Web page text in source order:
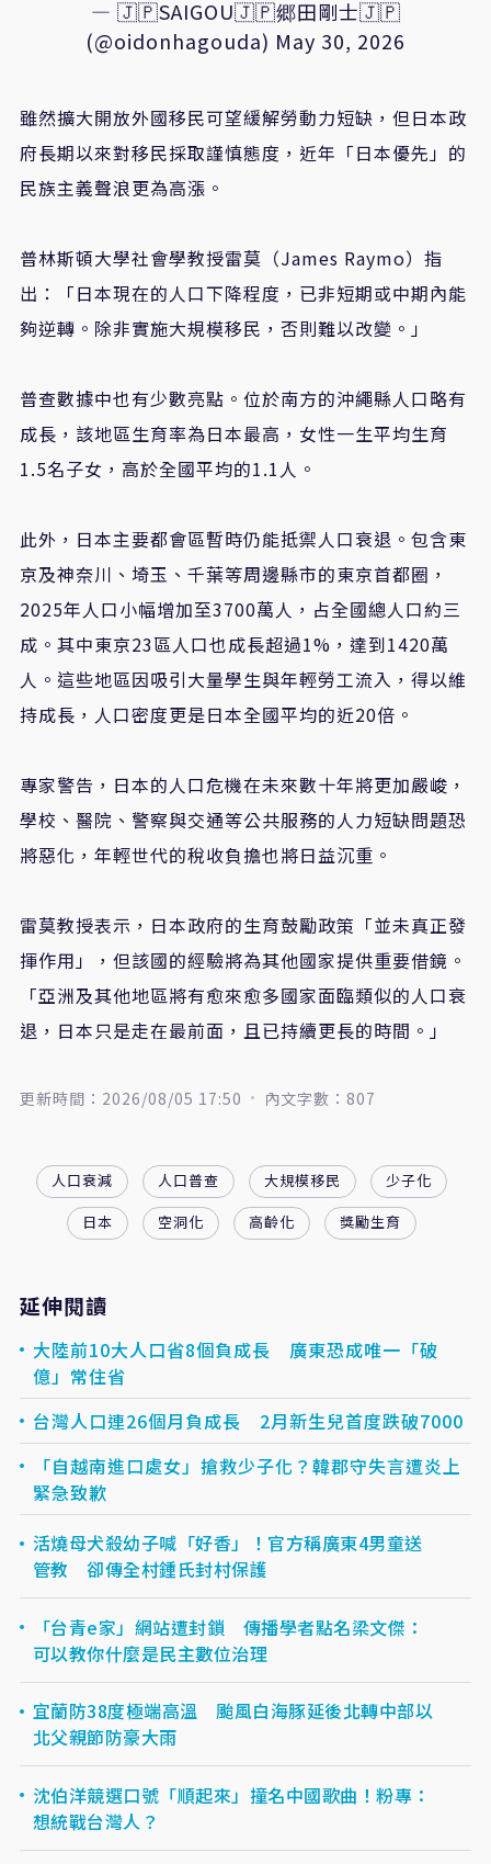
— 🇯🇵SAIGOU🇯🇵郷田剛士🇯🇵
(@oidonhagouda) May 30, 2026
雖然擴大開放外國移民可望緩解勞動力短缺，但日本政
府長期以來對移民採取謹慎態度，近年「日本優先」的
民族主義聲浪更為高漲。
普林斯頓大學社會學教授雷莫（James Raymo）指
出：「日本現在的人口下降程度，已非短期或中期內能
夠逆轉。除非實施大規模移民，否則難以改變。」
普查數據中也有少數亮點。位於南方的沖繩縣人口略有
成長，該地區生育率為日本最高，女性一生平均生育
1.5名子女，高於全國平均的1.1人。
此外，日本主要都會區暫時仍能抵禦人口衰退。包含東
京及神奈川、埼玉、千葉等周邊縣市的東京首都圈，
2025年人口小幅增加至3700萬人，占全國總人口約三
成。其中東京23區人口也成長超過1%，達到1420萬
人。這些地區因吸引大量學生與年輕勞工流入，得以維
持成長，人口密度更是日本全國平均的近20倍。
專家警告，日本的人口危機在未來數十年將更加嚴峻，
學校、醫院、警察與交通等公共服務的人力短缺問題恐
將惡化，年輕世代的稅收負擔也將日益沉重。
雷莫教授表示，日本政府的生育鼓勵政策「並未真正發
揮作用」，但該國的經驗將為其他國家提供重要借鏡。
「亞洲及其他地區將有愈來愈多國家面臨類似的人口衰
退，日本只是走在最前面，且已持續更長的時間。」
更新時間：2026/08/05 17:50 內文字數：807
人口衰減 人口普查 大規模移民
少子化
日本
空洞化 高齡化 獎勵生育
延伸閱讀
大陸前10大人口省8個負成長 廣東恐成唯一「破
億」常住省
台灣人口連26個月負成長 2月新生兒首度跌破7000
「自越南進口處女」搶救少子化？韓郡守失言遭炎上
緊急致歉
活燒母犬殺幼子喊「好香」！官方稱廣東4男童送
管教 卻傳全村鍾氏封村保護
「台青e家」網站遭封鎖 傳播學者點名梁文傑：
可以教你什麼是民主數位治理
宜蘭防38度極端高溫 颱風白海豚延後北轉中部以
北父親節防豪大雨
沈伯洋競選口號「順起來」撞名中國歌曲！粉專：
想統戰台灣人？